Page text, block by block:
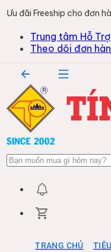
Ưu đãi Freeship cho đơn
Trung tâm Hỗ Trợ
Theo dõi đơn
TRANG CHỦ